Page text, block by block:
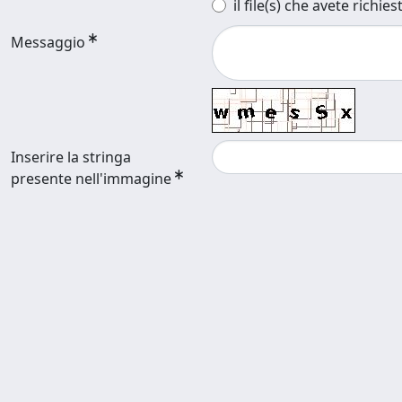
il file(s) che avete
Messaggio
Inserire la stringa
presente nell'immagine